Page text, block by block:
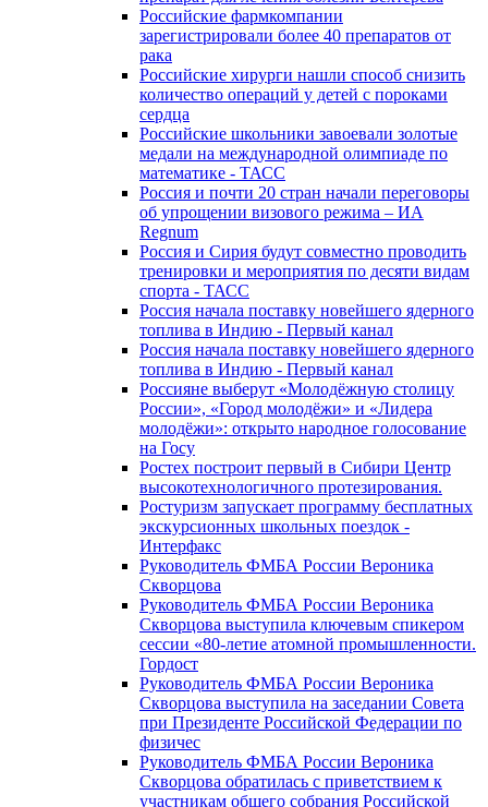
Российские фармкомпании
зарегистрировали более 40 препаратов от
рака
Российские хирурги нашли способ снизить
количество операций у детей с пороками
сердца
Российские школьники завоевали золотые
медали на международной олимпиаде по
математике - ТАСС
Россия и почти 20 стран начали переговоры
об упрощении визового режима – ИА
Regnum
Россия и Сирия будут совместно проводить
тренировки и мероприятия по десяти видам
спорта - ТАСС
Россия начала поставку новейшего ядерного
топлива в Индию - Первый канал
Россия начала поставку новейшего ядерного
топлива в Индию - Первый канал
Россияне выберут «Молодёжную столицу
России», «Город молодёжи» и «Лидера
молодёжи»: открыто народное голосование
на Госу
Ростех построит первый в Сибири Центр
высокотехнологичного протезирования.
Ростуризм запускает программу бесплатных
экскурсионных школьных поездок -
Интерфакс
Руководитель ФМБА России Вероника
Скворцова
Руководитель ФМБА России Вероника
Скворцова выступила ключевым спикером
сессии «80-летие атомной промышленности.
Гордост
Руководитель ФМБА России Вероника
Скворцова выступила на заседании Совета
при Президенте Российской Федерации по
физичес
Руководитель ФМБА России Вероника
Скворцова обратилась с приветствием к
участникам общего собрания Российской